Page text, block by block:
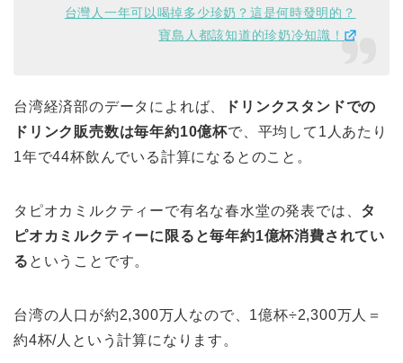
台灣人一年可以喝掉多少珍奶？這是何時發明的？
寶島人都該知道的珍奶冷知識！
台湾経済部のデータによれば、
ドリンクスタンドでの
ドリンク販売数は毎年約10億杯で、平均して1人あたり
1年で44杯飲んでいる計算になるとのこと。
タピオカミルクティーで有名な春水堂の発表では、 タ
ピオカミルクティーに限ると毎年約1億杯消費されてい
る ということです。
台湾の人口が約2,300万人なので、1億杯÷2,300万人＝
約4杯/人という計算になります。